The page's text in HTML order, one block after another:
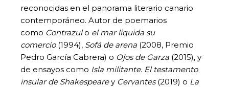
reconocidas en el panorama literario canario
contemporáneo. Autor de poemarios
como Contrazulo el mar liquida su
comercio (1994), Sofá de arena (2008, Premio
Pedro García Cabrera) o Ojos de Garza (2015), y
de ensayos como Isla militante. El testamento
insular de Shakespearey Cervantes(2019) o La